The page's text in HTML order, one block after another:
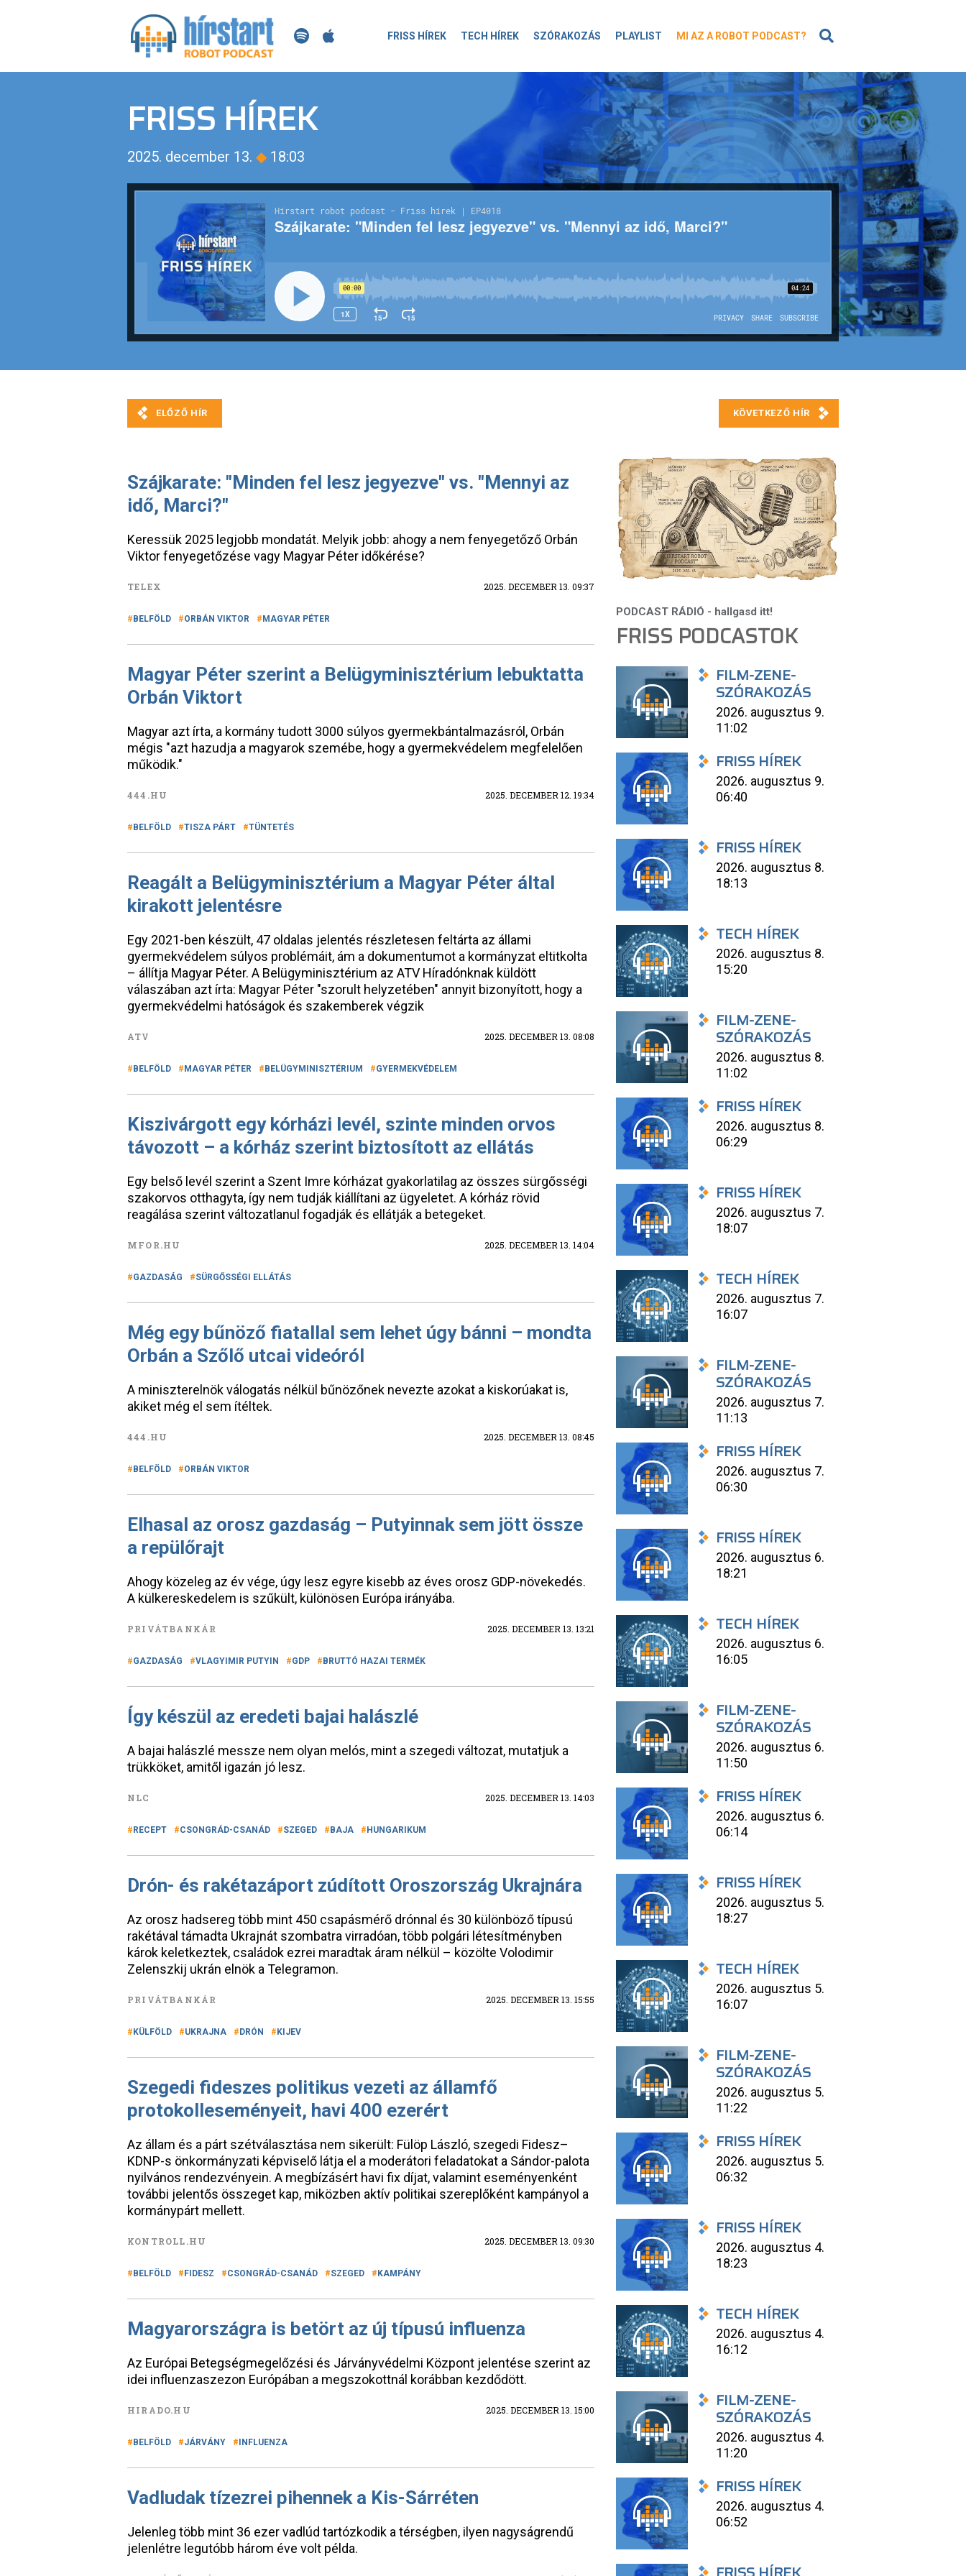
FRISS HÍREK TECH HÍREK SZÓRAKOZÁS PLAYLIST MI AZ A ROBOT PODCAST?
FRISS HÍREK
2025. december 13. ◆ 18:03
Szájkarate: "Minden fel lesz jegyezve" vs. "Mennyi az
idő, Marci?"
Keressük 2025 legjobb mondatát. Melyik jobb: ahogy a nem fenyegetőző Orbán
Viktor fenyegetőzése vagy Magyar Péter időkérése?
TELEX 2025. DECEMBER 13. 09:37
BELFÖLD ORBÁN VIKTOR MAGYAR PÉTER
Magyar Péter szerint a Belügyminisztérium lebuktatta
Orbán Viktort
Magyar azt írta, a kormány tudott 3000 súlyos gyermekbántalmazásról, Orbán
mégis "azt hazudja a magyarok szemébe, hogy a gyermekvédelem megfelelően
működik."
444.HU 2025. DECEMBER 12. 19:34
BELFÖLD TISZA PÁRT TÜNTETÉS
Reagált a Belügyminisztérium a Magyar Péter által
kirakott jelentésre
Egy 2021-ben készült, 47 oldalas jelentés részletesen feltárta az állami
gyermekvédelem súlyos problémáit, ám a dokumentumot a kormányzat eltitkolta
– állítja Magyar Péter. A Belügyminisztérium az ATV Híradónknak küldött
válaszában azt írta: Magyar Péter "szorult helyzetében" annyit bizonyított, hogy a
gyermekvédelmi hatóságok és szakemberek végzik
ATV 2025. DECEMBER 13. 08:08
BELFÖLD MAGYAR PÉTER BELÜGYMINISZTÉRIUM GYERMEKVÉDELEM
Kiszivárgott egy kórházi levél, szinte minden orvos
távozott – a kórház szerint biztosított az ellátás
Egy belső levél szerint a Szent Imre kórházat gyakorlatilag az összes sürgősségi
szakorvos otthagyta, így nem tudják kiállítani az ügyeletet. A kórház rövid
reagálása szerint változatlanul fogadják és ellátják a betegeket.
MFOR.HU 2025. DECEMBER 13. 14:04
GAZDASÁG SÜRGŐSSÉGI ELLÁTÁS
Még egy bűnöző fiatallal sem lehet úgy bánni – mondta
Orbán a Szőlő utcai videóról
A miniszterelnök válogatás nélkül bűnözőnek nevezte azokat a kiskorúakat is,
akiket még el sem ítéltek.
444.HU 2025. DECEMBER 13. 08:45
BELFÖLD ORBÁN VIKTOR
Elhasal az orosz gazdaság – Putyinnak sem jött össze
a repülőrajt
Ahogy közeleg az év vége, úgy lesz egyre kisebb az éves orosz GDP-növekedés.
A külkereskedelem is szűkült, különösen Európa irányába.
PRIVÁTBANKÁR 2025. DECEMBER 13. 13:21
GAZDASÁG VLAGYIMIR PUTYIN GDP BRUTTÓ HAZAI TERMÉK
Így készül az eredeti bajai halászlé
A bajai halászlé messze nem olyan melós, mint a szegedi változat, mutatjuk a
trükköket, amitől igazán jó lesz.
NLC 2025. DECEMBER 13. 14:03
RECEPT CSONGRÁD-CSANÁD SZEGED BAJA HUNGARIKUM
Drón- és rakétazáport zúdított Oroszország Ukrajnára
Az orosz hadsereg több mint 450 csapásmérő drónnal és 30 különböző típusú
rakétával támadta Ukrajnát szombatra virradóan, több polgári létesítményben
károk keletkeztek, családok ezrei maradtak áram nélkül – közölte Volodimir
Zelenszkij ukrán elnök a Telegramon.
PRIVÁTBANKÁR 2025. DECEMBER 13. 15:55
KÜLFÖLD UKRAJNA DRÓN KIJEV
Szegedi fideszes politikus vezeti az államfő
protokolleseményeit, havi 400 ezerért
Az állam és a párt szétválasztása nem sikerült: Fülöp László, szegedi Fidesz–
KDNP-s önkormányzati képviselő látja el a moderátori feladatokat a Sándor-palota
nyilvános rendezvényein. A megbízásért havi fix díjat, valamint eseményenként
további jelentős összeget kap, miközben aktív politikai szereplőként kampányol a
kormánypárt mellett.
KONTROLL.HU 2025. DECEMBER 13. 09:30
BELFÖLD FIDESZ CSONGRÁD-CSANÁD SZEGED KAMPÁNY
Magyarországra is betört az új típusú influenza
Az Európai Betegségmegelőzési és Járványvédelmi Központ jelentése szerint az
idei influenzaszezon Európában a megszokottnál korábban kezdődött.
HIRADO.HU 2025. DECEMBER 13. 15:00
BELFÖLD JÁRVÁNY INFLUENZA
Vadludak tízezrei pihennek a Kis-Sárréten
Jelenleg több mint 36 ezer vadlúd tartózkodik a térségben, ilyen nagyságrendű
jelenlétre legutóbb három éve volt példa.
FRISS PODCASTOK
FILM-ZENE-
SZÓRAKOZÁS
2026. augusztus 9.
11:02
FRISS HÍREK
2026. augusztus 9.
06:40
FRISS HÍREK
2026. augusztus 8.
18:13
TECH HÍREK
2026. augusztus 8.
15:20
FILM-ZENE-
SZÓRAKOZÁS
2026. augusztus 8.
11:02
FRISS HÍREK
2026. augusztus 8.
06:29
FRISS HÍREK
2026. augusztus 7.
18:07
TECH HÍREK
2026. augusztus 7.
16:07
FILM-ZENE-
SZÓRAKOZÁS
2026. augusztus 7.
11:13
FRISS HÍREK
2026. augusztus 7.
06:30
FRISS HÍREK
2026. augusztus 6.
18:21
TECH HÍREK
2026. augusztus 6.
16:05
FILM-ZENE-
SZÓRAKOZÁS
2026. augusztus 6.
11:50
FRISS HÍREK
2026. augusztus 6.
06:14
FRISS HÍREK
2026. augusztus 5.
18:27
TECH HÍREK
2026. augusztus 5.
16:07
FILM-ZENE-
SZÓRAKOZÁS
2026. augusztus 5.
11:22
FRISS HÍREK
2026. augusztus 5.
06:32
FRISS HÍREK
2026. augusztus 4.
18:23
TECH HÍREK
2026. augusztus 4.
16:12
FILM-ZENE-
SZÓRAKOZÁS
2026. augusztus 4.
11:20
FRISS HÍREK
2026. augusztus 4.
06:52